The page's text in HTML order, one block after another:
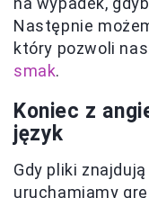
Następnie
który pozwoli
smak.
Koniec z
język
Gdy pliki
uruchamiamy